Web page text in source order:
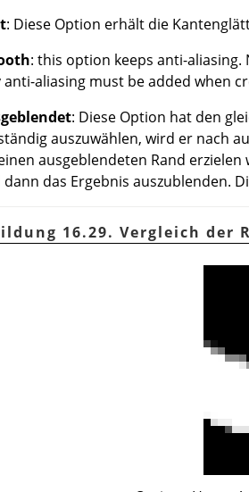
: Diese Option erhält die
: this option keeps anti-aliasing.
anti-aliasing must be added when
: Diese Option hat den
auszuwählen, wird er nach
ausgeblendeten Rand
dann das Ergebnis auszublenden.
16.29. Vergleich der